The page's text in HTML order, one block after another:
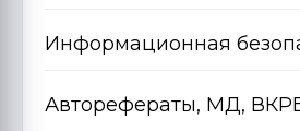
Информационная
Авторефераты, МД,